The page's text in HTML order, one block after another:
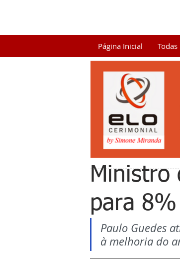
Página Inicial
Ministro
para
Paulo Guedes
à melhoria do